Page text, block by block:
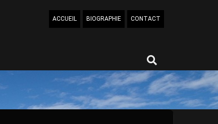
ACCUEIL BIOGRAPHIE CONTACT